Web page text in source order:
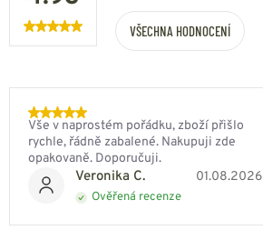
VŠECHNA HODNOCENÍ
Veronika C. 01.08.2026
Ověřená recenze
Vše v naprostém pořádku, zboží přišlo
rychle, řádně zabalené. Nakupuji zde
opakovaně. Doporučuji.